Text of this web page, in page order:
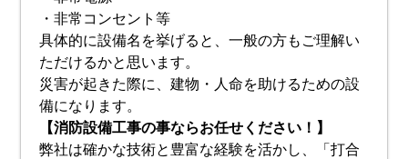
・非常コンセント等
具体的に設備名を挙げると、一般の方もご理解い
ただけるかと思います。
災害が起きた際に、建物・人命を助けるための設
備になります。
【消防設備工事の事ならお任せください！】
弊社は確かな技術と豊富な経験を活かし、「打合